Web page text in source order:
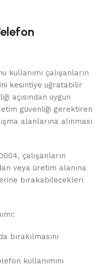
kullanımı çalışanların
kesintiye uğratabilir
açısından uygun
güvenliği gerektiren
alanlarına alınması
çalışanların
veya üretim alanına
bırakabilecekleri
bırakılmasını
kullanımını